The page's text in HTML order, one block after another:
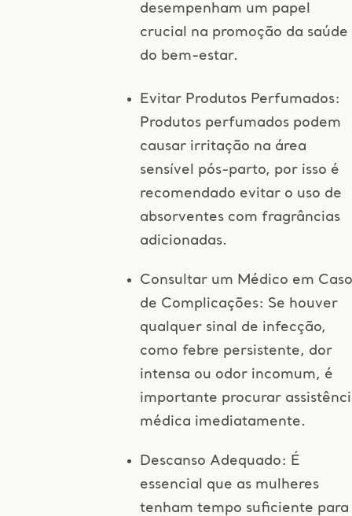
desempenham um papel
crucial na promoção da saúde
do bem-estar.
Evitar Produtos Perfumados:
Produtos perfumados podem
causar irritação na área
sensível pós-parto, por isso é
recomendado evitar o uso de
absorventes com fragrâncias
adicionadas.
Consultar um Médico em Caso
de Complicações: Se houver
qualquer sinal de infecção,
como febre persistente, dor
intensa ou odor incomum, é
importante procurar
médica imediatamente.
Descanso Adequado: É
essencial que as mulheres
tenham tempo suficiente para